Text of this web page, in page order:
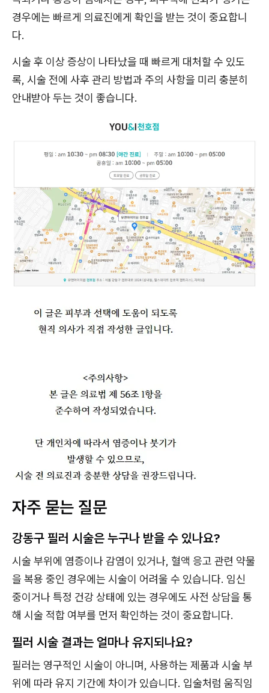
경우에는 빠르게 의료진에게 확인을 받는 것이 중요합니
다.
시술 후 이상 증상이 나타났을 때 빠르게 대처할 수 있도
록, 시술 전에 사후 관리 방법과 주의 사항을 미리 충분히
안내받아 두는 것이 좋습니다.
자주 묻는 질문
강동구 필러 시술은 누구나 받을 수 있나요?
시술 부위에 염증이나 감염이 있거나, 혈액 응고 관련 약물
을 복용 중인 경우에는 시술이 어려울 수 있습니다. 임신
중이거나 특정 건강 상태에 있는 경우에도 사전 상담을 통
해 시술 적합 여부를 먼저 확인하는 것이 중요합니다.
필러 시술 결과는 얼마나 유지되나요?
필러는 영구적인 시술이 아니며, 사용하는 제품과 시술 부
위에 따라 유지 기간에 차이가 있습니다. 입술처럼 움직임